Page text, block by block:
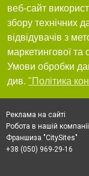
веб-сайт
збору технічних
відвідувачів з
маркетингової та
Умови обробки
див. "Політика
Реклама на сайті
Робота в нашій компанії
Франшиза "CitySites"
+38 (050) 969-29-16